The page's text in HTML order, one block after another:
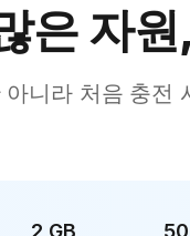
은 자
니라 처음 충전
2 GB